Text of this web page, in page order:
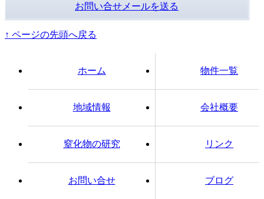
お問い合せメールを送る
↑ ページの先頭へ戻る
ホーム 物件一覧
地域情報 会社概要
窒化物の研究 リンク
お問い合せ ブログ